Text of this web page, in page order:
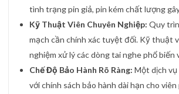
tình trạng pin giả, pin kém chất lượng
Kỹ Thuật Viên Chuyên Nghiệp: Quy
mạch cần chính xác tuyệt đối. Kỹ thuật
nghiệm xử lý các dòng tai nghe phổ biến
Chế Độ Bảo Hành Rõ Ràng: Một dịch vụ
với chính sách bảo hành dài hạn cho